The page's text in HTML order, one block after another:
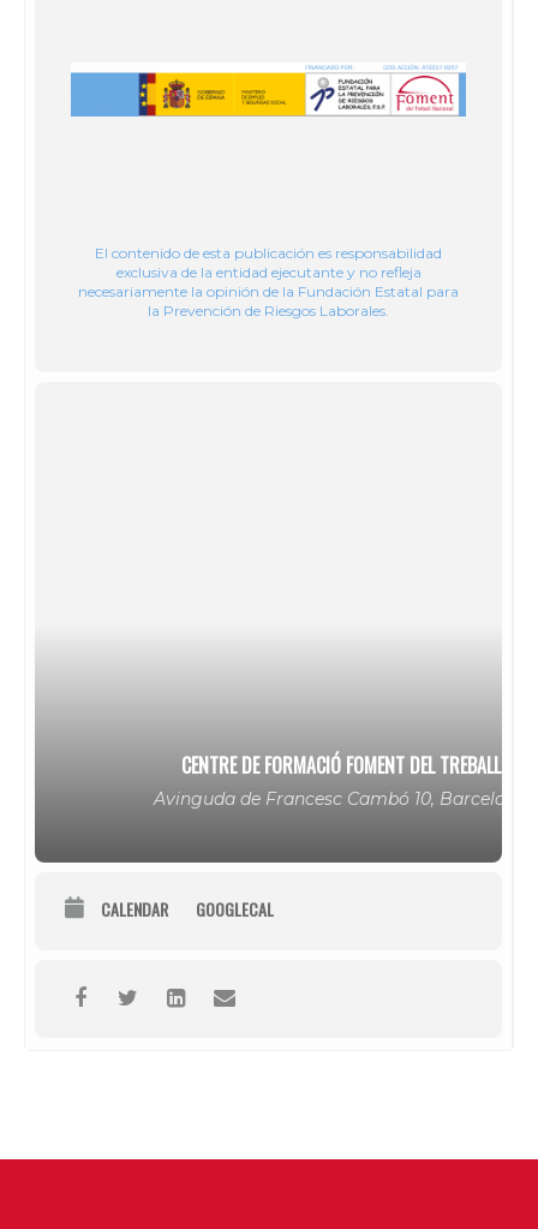
El contenido de esta publicación es responsabilidad
exclusiva de la entidad ejecutante y no refleja
necesariamente la opinión de la Fundación Estatal para
la Prevención de Riesgos Laborales.
CENTRE DE FORMACIÓ FOMENT DEL TREBALL
Avinguda de Francesc Cambó 10, Barcelona
CALENDAR GOOGLECAL